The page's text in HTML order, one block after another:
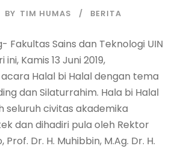
BY TIM HUMAS BERITA
Fakultas Sains dan Teknologi UIN
Kamis 13 Juni 2019,
Halal bi Halal dengan tema
dan Silaturrahim. Hala bi Halal
seluruh civitas akademika
dan dihadiri pula oleh Rektor
Prof. Dr. H. Muhibbin, M.Ag. Dr. H.